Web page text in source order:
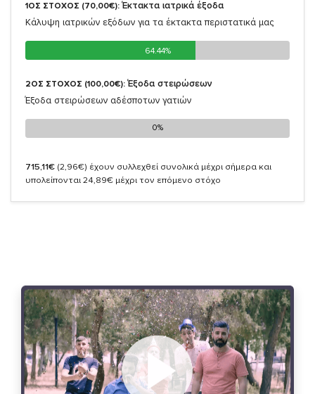
1ΟΣ ΣΤΟΧΟΣ (70,00€): Έκτακτα ιατρικά έξοδα
Κάλυψη ιατρικών εξόδων για τα έκτακτα περιστατικά μας
64.44%
64.44%
2ΟΣ ΣΤΟΧΟΣ (100,00€): Έξοδα στειρώσεων
Έξοδα στειρώσεων αδέσποτων γατιών
0%
0%
715,11€ (2,96€) έχουν συλλεχθεί συνολικά μέχρι σήμερα και
υπολείπονται 24,89€ μέχρι τον επόμενο στόχο